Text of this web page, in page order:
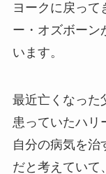
ヨークに戻って
ー・オズボーン
います。
最近亡くなった
患っていたハリ
自分の病気を治
だと考えていて